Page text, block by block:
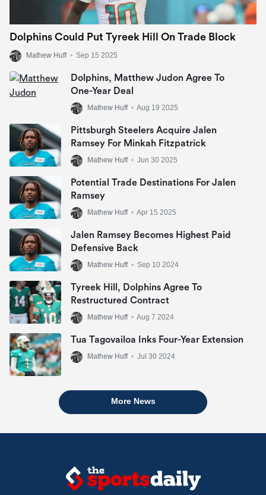
Dolphins Could Put Tyreek Hill On Trade Block
Mathew Huff • Sep 15 2025
Dolphins, Matthew Judon Agree To
One-Year Deal
Mathew Huff • Aug 19 2025
Pittsburgh Steelers Acquire Jalen
Ramsey For Minkah Fitzpatrick
Mathew Huff • Jun 30 2025
Potential Trade Destinations For Jalen
Ramsey
Mathew Huff • Apr 15 2025
Jalen Ramsey Becomes Highest Paid
Defensive Back
Mathew Huff • Sep 10 2024
Tyreek Hill, Dolphins Agree To
Restructured Contract
Mathew Huff • Aug 7 2024
Tua Tagovailoa Inks Four-Year Extension
Mathew Huff • Jul 30 2024
More News